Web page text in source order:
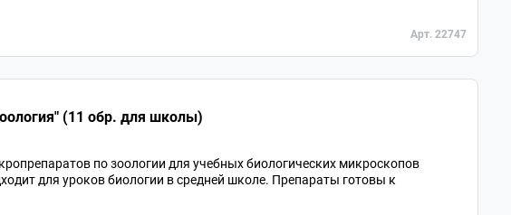
Арт. 22747
(11 обр. для школы)
по зоологии для учебных биологических микроскопов
для уроков биологии в средней школе. Препараты готовы к